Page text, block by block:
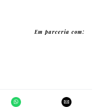
Em parceria com: